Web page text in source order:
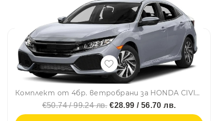
Комплект от 4бр. ветробрани за HONDA CIVIC X Hatchback / Type-R FK8 2016-2022
€50.74 / 99.24 лв.€28.99 / 56.70 лв.